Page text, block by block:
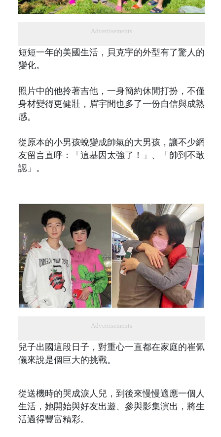
Advertisements
短短一年的美國生活，貝克宇的外型有了驚人的
變化。
照片中的他拎著吉他，一身簡約休閒打扮，不僅
身材變得更健壯，眉宇間也多了一份自信與成熟
感。
從原本的小男孩蛻變成帥氣的大男孩，讓不少網
友留言直呼：「這基因太強了！」、「帥到不敢
認」。
Advertisements
兒子出國這段日子，對重心一直都在家庭的崔佩
儀來說是個巨大的挑戰。
從送機時的哭成淚人兒，到後來慢慢適應一個人
生活，她開始與好友出遊、參與影集演出，將生
活過得豐富精彩。